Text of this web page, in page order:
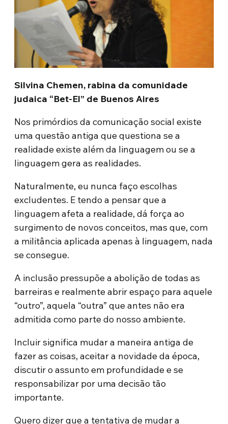
Silvina Chemen, rabina da comunidade
judaica “Bet-El” de Buenos Aires
Nos primórdios da comunicação social existe
uma questão antiga que questiona se a
realidade existe além da linguagem ou se a
linguagem gera as realidades.
Naturalmente, eu nunca faço escolhas
excludentes. E tendo a pensar que a
linguagem afeta a realidade, dá força ao
surgimento de novos conceitos, mas que, com
a militância aplicada apenas à linguagem, nada
se consegue.
A inclusão pressupõe a abolição de todas as
barreiras e realmente abrir espaço para aquele
“outro”, aquela “outra” que antes não era
admitida como parte do nosso ambiente.
Incluir significa mudar a maneira antiga de
fazer as coisas, aceitar a novidade da época,
discutir o assunto em profundidade e se
responsabilizar por uma decisão tão
importante.
Quero dizer que a tentativa de mudar a